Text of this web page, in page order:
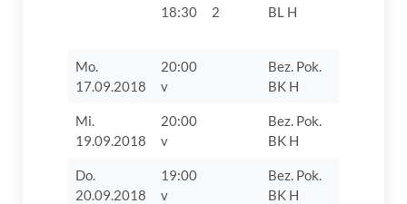
18:30 2 BL H
Mo.
17.09.2018
20:00
v
Bez. Pok.
BK H
Mi.
19.09.2018
20:00
v
Bez. Pok.
BK H
Do.
20.09.2018
19:00
v
Bez. Pok.
BK H